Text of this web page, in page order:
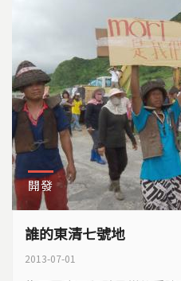
開發
誰的東清七號地
2013-07-01